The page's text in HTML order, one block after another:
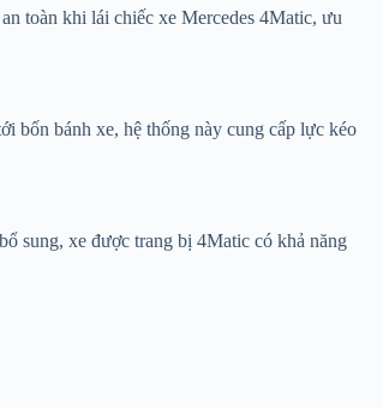
toàn khi lái chiếc xe Mercedes 4Matic, ưu
bốn bánh xe, hệ thống này cung cấp lực kéo
sung, xe được trang bị 4Matic có khả năng